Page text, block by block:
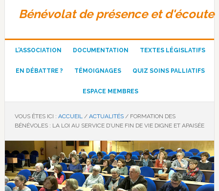
Bénévolat de présence et d'écoute
L’ASSOCIATION DOCUMENTATION TEXTES LÉGISLATIFS
EN DÉBATTRE ? TÉMOIGNAGES QUIZ SOINS PALLIATIFS
ESPACE MEMBRES
VOUS ÊTES ICI : ACCUEIL / ACTUALITÉS /FORMATION DES
BÉNÉVOLES : LA LOI AU SERVICE D’UNE FIN DE VIE DIGNE ET APAISÉE